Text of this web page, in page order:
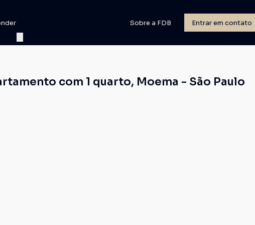
Entrar em contato
Sobre a FDB
com 1 quarto, Moema - São Paulo